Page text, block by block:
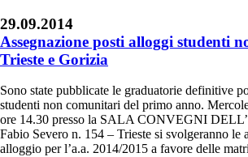
29.09.2014
Assegnazione posti alloggi studenti
Trieste e Gorizia
Sono state pubblicate le graduatorie definitive
studenti non comunitari del primo anno.
ore 14.30 presso la SALA CONVEGNI
Fabio Severo n. 154 – Trieste si svolgeranno le
alloggio per l’a.a. 2014/2015 a favore delle